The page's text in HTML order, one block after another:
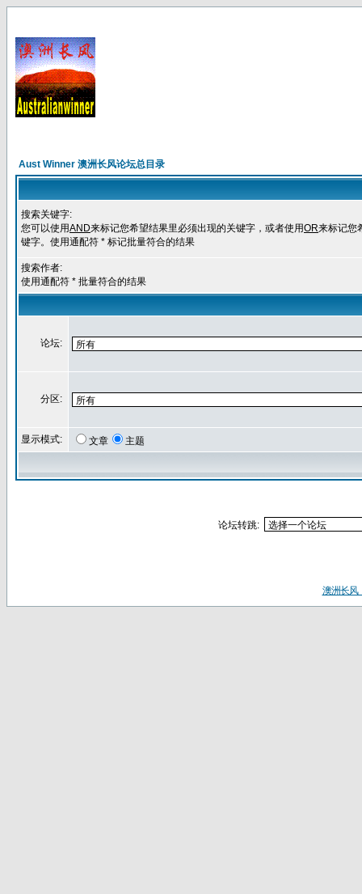
Aust Winner 澳洲长风论坛总目录
搜索关键字:
您可以使用AND来标记您希望结果里必须出现的关键字，或者使用OR来标记您
键字。使用通配符 * 标记批量符合的结果
搜索作者:
使用通配符 * 批量符合的结果
论坛:
分区:
显示模式: 文章 主题
论坛转跳:
澳洲长风